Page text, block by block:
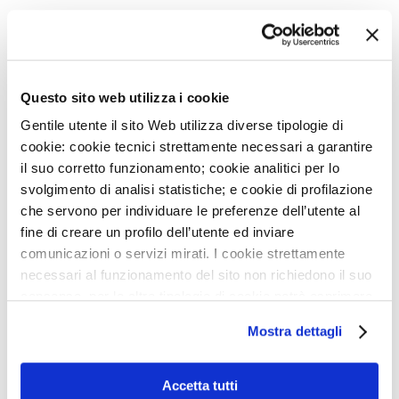
Questo sito web utilizza i cookie
Gentile utente il sito Web utilizza diverse tipologie di
cookie: cookie tecnici strettamente necessari a garantire
il suo corretto funzionamento; cookie analitici per lo
svolgimento di analisi statistiche; e cookie di profilazione
che servono per individuare le preferenze dell’utente al
fine di creare un profilo dell’utente ed inviare
comunicazioni o servizi mirati. I cookie strettamente
necessari al funzionamento del sito non richiedono il suo
Qualora non volesse esprimere preferenze può chiudere
il banner cliccando sul tasto x; in tal caso potranno
essere utilizzati solo i cookie strettamente necessari al
Mostra dettagli
Accetta tutti
COMUNICATO MILANO
HEART WEEK 2021
IEO E MONZINO, MODELLI DI OSPEDALI GREEN IN